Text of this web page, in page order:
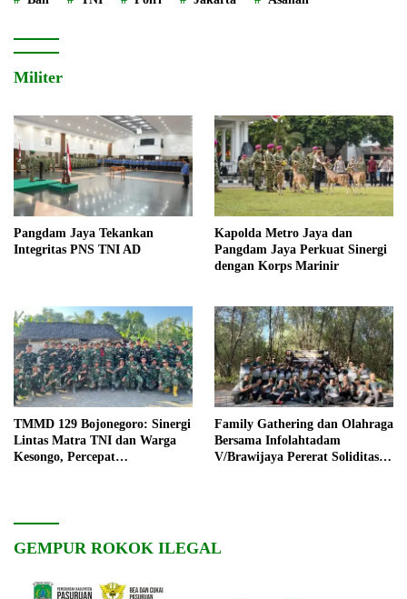
Militer
Pangdam Jaya Tekankan
Integritas PNS TNI AD
Kapolda Metro Jaya dan
Pangdam Jaya Perkuat Sinergi
dengan Korps Marinir
TMMD 129 Bojonegoro: Sinergi
Lintas Matra TNI dan Warga
Kesongo, Percepat
Family Gathering dan Olahraga
Bersama Infolahtadam
V/Brawijaya Pererat Soliditas
GEMPUR ROKOK ILEGAL